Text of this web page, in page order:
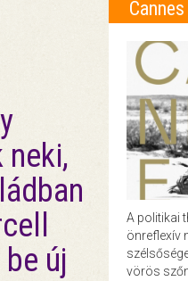
új
A politikai
önreflexív
vörös